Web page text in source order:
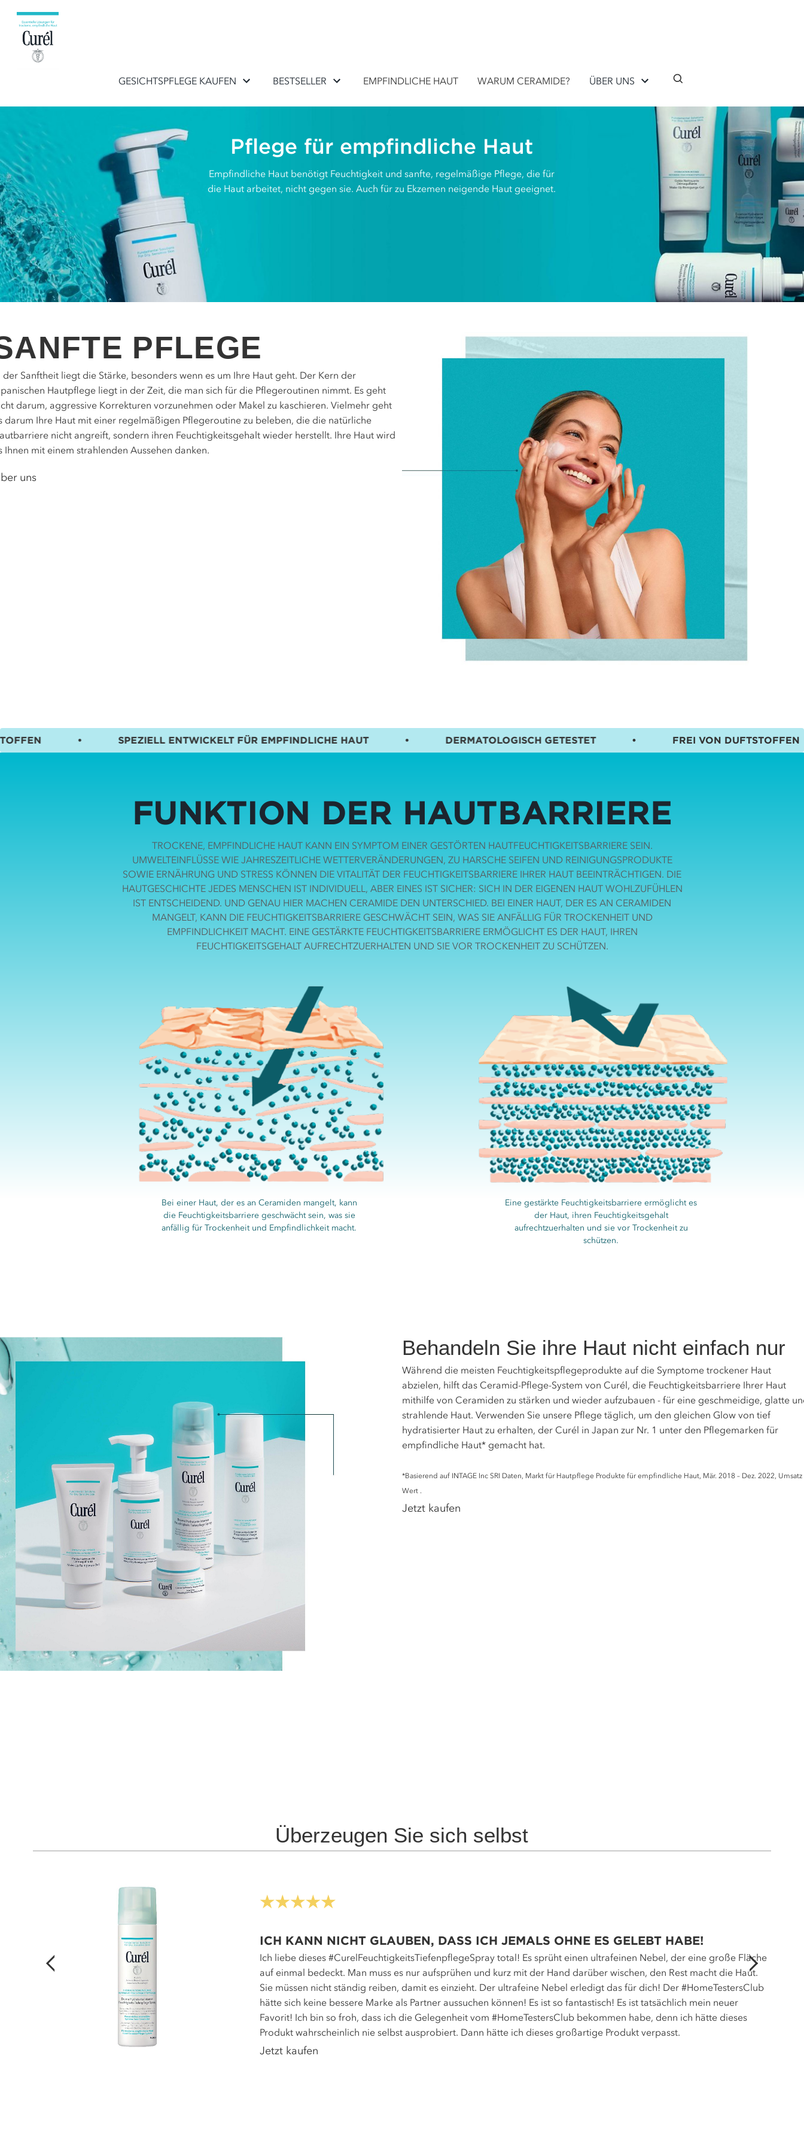
GESICHTSPFLEGE KAUFEN BESTSELLER EMPFINDLICHE HAUT WARUM CERAMIDE? ÜBER UNS
Pflege für empfindliche Haut
Empfindliche Haut benötigt Feuchtigkeit und sanfte, regelmäßige Pflege, die für
die Haut arbeitet, nicht gegen sie. Auch für zu Ekzemen neigende Haut geeignet.
PFLEGE
der Sanftheit liegt die Stärke, besonders wenn es um Ihre Haut geht. Der Kern der
Hautpflege liegt in der Zeit, die man sich für die Pflegeroutinen nimmt. Es geht
darum, aggressive Korrekturen vorzunehmen oder Makel zu kaschieren. Vielmehr geht
darum Ihre Haut mit einer regelmäßigen Pflegeroutine zu beleben, die die natürliche
nicht angreift, sondern ihren Feuchtigkeitsgehalt wieder herstellt. Ihre Haut wird
Ihnen mit einem strahlenden Aussehen danken.
uns
• SPEZIELL ENTWICKELT FÜR EMPFINDLICHE HAUT • DERMATOLOGISCH GETESTET • FREI VON DUFTSTOFFEN •
FUNKTION DER HAUTBARRIERE
TROCKENE, EMPFINDLICHE HAUT KANN EIN SYMPTOM EINER GESTÖRTEN HAUTFEUCHTIGKEITSBARRIERE SEIN.
UMWELTEINFLÜSSE WIE JAHRESZEITLICHE WETTERVERÄNDERUNGEN, ZU HARSCHE SEIFEN UND REINIGUNGSPRODUKTE
SOWIE ERNÄHRUNG UND STRESS KÖNNEN DIE VITALITÄT DER FEUCHTIGKEITSBARRIERE IHRER HAUT BEEINTRÄCHTIGEN. DIE
HAUTGESCHICHTE JEDES MENSCHEN IST INDIVIDUELL, ABER EINES IST SICHER: SICH IN DER EIGENEN HAUT WOHLZUFÜHLEN
IST ENTSCHEIDEND. UND GENAU HIER MACHEN CERAMIDE DEN UNTERSCHIED. BEI EINER HAUT, DER ES AN CERAMIDEN
MANGELT, KANN DIE FEUCHTIGKEITSBARRIERE GESCHWÄCHT SEIN, WAS SIE ANFÄLLIG FÜR TROCKENHEIT UND
EMPFINDLICHKEIT MACHT. EINE GESTÄRKTE FEUCHTIGKEITSBARRIERE ERMÖGLICHT ES DER HAUT, IHREN
FEUCHTIGKEITSGEHALT AUFRECHTZUERHALTEN UND SIE VOR TROCKENHEIT ZU SCHÜTZEN.
Bei einer Haut, der es an Ceramiden mangelt, kann
die Feuchtigkeitsbarriere geschwächt sein, was sie
anfällig für Trockenheit und Empfindlichkeit macht.
Eine gestärkte Feuchtigkeitsbarriere ermöglicht es
der Haut, ihren Feuchtigkeitsgehalt
aufrechtzuerhalten und sie vor Trockenheit zu
schützen.
Behandeln Sie ihre Haut nicht einfach nur
Während die meisten Feuchtigkeitspflegeprodukte auf die Symptome trockener Haut
abzielen, hilft das Ceramid-Pflege-System von Curél, die Feuchtigkeitsbarriere Ihrer Haut
mithilfe von Ceramiden zu stärken und wieder aufzubauen - für eine geschmeidige, glatte
strahlende Haut. Verwenden Sie unsere Pflege täglich, um den gleichen Glow von tief
hydratisierter Haut zu erhalten, der Curél in Japan zur Nr. 1 unter den Pflegemarken für
empfindliche Haut* gemacht hat.
*Basierend auf INTAGE Inc SRI Daten, Markt für Hautpflege Produkte für empfindliche Haut, Mär. 2018 – Dez. 2022, Umsatz
Wert .
Jetzt kaufen
Überzeugen Sie sich selbst
ICH KANN NICHT GLAUBEN, DASS ICH JEMALS OHNE ES GELEBT HABE!
Ich liebe dieses #CurelFeuchtigkeitsTiefenpflegeSpray total! Es sprüht einen ultrafeinen Nebel, der eine große Fläche
auf einmal bedeckt. Man muss es nur aufsprühen und kurz mit der Hand darüber wischen, den Rest macht die Haut.
Sie müssen nicht ständig reiben, damit es einzieht. Der ultrafeine Nebel erledigt das für dich! Der #HomeTestersClub
hätte sich keine bessere Marke als Partner aussuchen können! Es ist so fantastisch! Es ist tatsächlich mein neuer
Favorit! Ich bin so froh, dass ich die Gelegenheit vom #HomeTestersClub bekommen habe, denn ich hätte dieses
Produkt wahrscheinlich nie selbst ausprobiert. Dann hätte ich dieses großartige Produkt verpasst.
Jetzt kaufen